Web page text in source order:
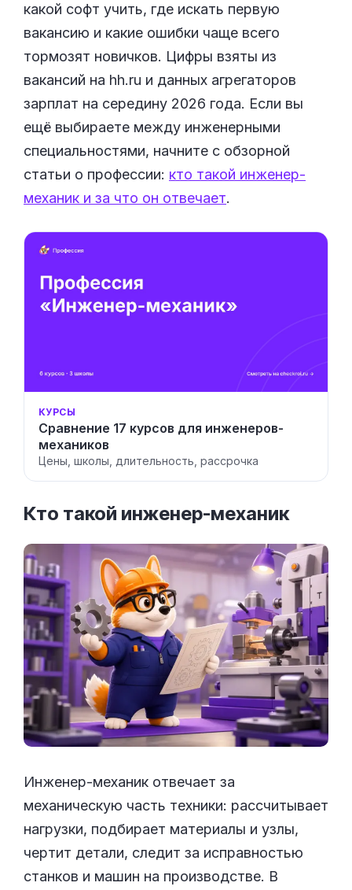
какой софт учить, где искать первую
вакансию и какие ошибки чаще всего
тормозят новичков. Цифры взяты из
вакансий на hh.ru и данных агрегаторов
зарплат на середину 2026 года. Если вы
ещё выбираете между инженерными
специальностями, начните с обзорной
статьи о профессии: кто такой инженер-
механик и за что он отвечает.
КУРСЫ
Сравнение 17 курсов для инженеров-
механиков
Цены, школы, длительность, рассрочка
Кто такой инженер-механик
Инженер-механик отвечает за
механическую часть техники: рассчитывает
нагрузки, подбирает материалы и узлы,
чертит детали, следит за исправностью
станков и машин на производстве. В